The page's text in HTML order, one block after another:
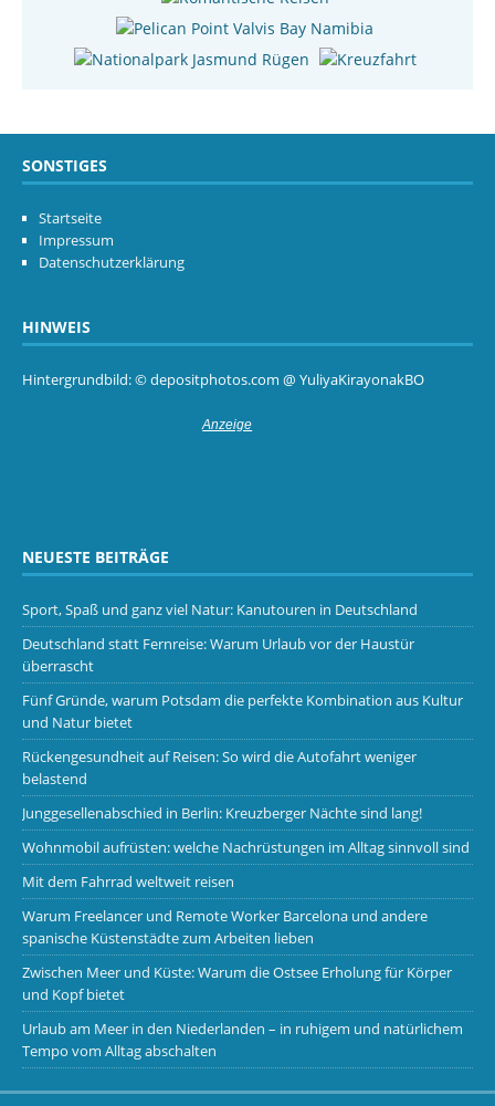
SONSTIGES
Startseite
Impressum
Datenschutzerklärung
HINWEIS
Hintergrundbild: © depositphotos.com @ YuliyaKirayonakBO
NEUESTE BEITRÄGE
Sport, Spaß und ganz viel Natur: Kanutouren in Deutschland
Deutschland statt Fernreise: Warum Urlaub vor der Haustür
überrascht
Fünf Gründe, warum Potsdam die perfekte Kombination aus Kultur
und Natur bietet
Rückengesundheit auf Reisen: So wird die Autofahrt weniger
belastend
Junggesellenabschied in Berlin: Kreuzberger Nächte sind lang!
Wohnmobil aufrüsten: welche Nachrüstungen im Alltag sinnvoll sind
Mit dem Fahrrad weltweit reisen
Warum Freelancer und Remote Worker Barcelona und andere
spanische Küstenstädte zum Arbeiten lieben
Zwischen Meer und Küste: Warum die Ostsee Erholung für Körper
und Kopf bietet
Urlaub am Meer in den Niederlanden – in ruhigem und natürlichem
Tempo vom Alltag abschalten